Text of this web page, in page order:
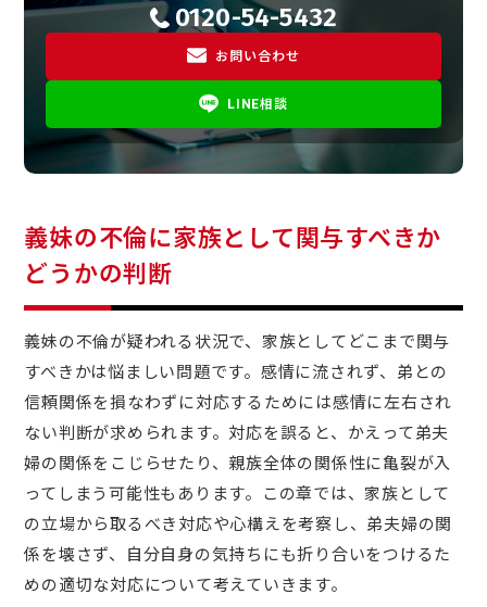
0120-54-5432
お問い合わせ
LINE相談
義妹の不倫に家族として関与すべきか
どうかの判断
義妹の不倫が疑われる状況で、家族としてどこまで関与
すべきかは悩ましい問題です。感情に流されず、弟との
信頼関係を損なわずに対応するためには感情に左右され
ない判断が求められます。対応を誤ると、かえって弟夫
婦の関係をこじらせたり、親族全体の関係性に亀裂が入
ってしまう可能性もあります。この章では、家族として
の立場から取るべき対応や心構えを考察し、弟夫婦の関
係を壊さず、自分自身の気持ちにも折り合いをつけるた
めの適切な対応について考えていきます。